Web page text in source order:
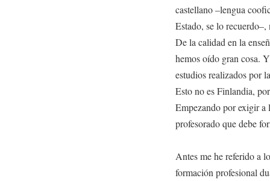
castellano –lengua
Estado, se lo
De la calidad en la
hemos oído gran cosa.
estudios realizados por
Esto no es Finlandia,
Empezando por exigir a
profesorado que debe
Antes me he referido a
formación profesional